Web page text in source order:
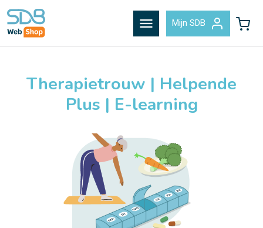
menu Mijn SDB
Therapietrouw | Helpende
Plus | E-learning